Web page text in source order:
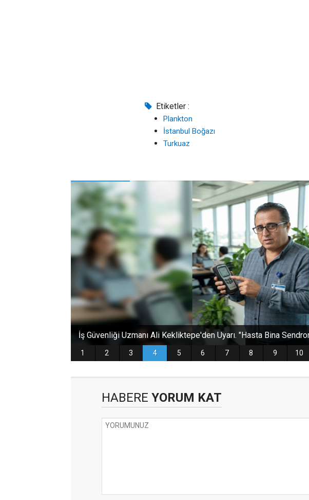
Etiketler :
Plankton
İstanbul Boğazı
Turkuaz
HABERE YORUM KAT